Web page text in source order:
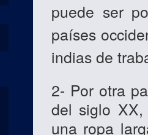
puede ser
países
indias de
2- Por otra
del siglo
una ropa